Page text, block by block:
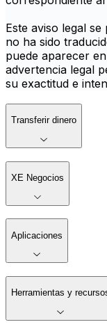
Este aviso legal
no ha sido
puede aparecer
advertencia legal
su exactitud e
Transferir dinero
XE Negocios
Aplicaciones
Herramientas y